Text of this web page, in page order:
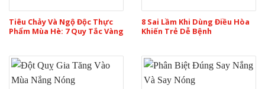
Tiêu Chảy Và Ngộ Độc Thực
Phẩm Mùa Hè: 7 Quy Tắc Vàng
8 Sai Lầm Khi Dùng Điều Hòa
Khiến Trẻ Dễ Bệnh